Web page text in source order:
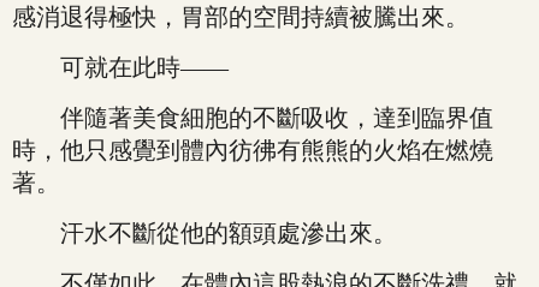
感消退得極快，胃部的空間持續被騰出來。
可就在此時——
伴隨著美食細胞的不斷吸收，達到臨界值
時，他只感覺到體內彷彿有熊熊的火焰在燃燒
著。
汗水不斷從他的額頭處滲出來。